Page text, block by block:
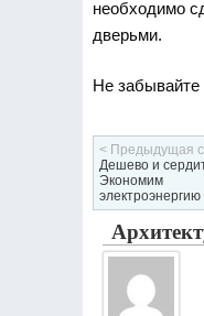
необходимо
дверьми.
Не забывайте
< Предыдущая
Дешево и
Экономим
электроэнергию